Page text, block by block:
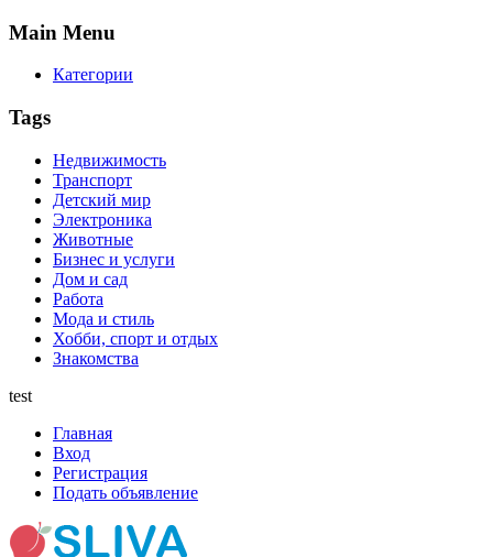
Main Menu
Категории
Tags
Недвижимость
Транспорт
Детский мир
Электроника
Животные
Бизнес и услуги
Дом и сад
Работа
Мода и стиль
Хобби, спорт и отдых
Знакомства
test
Главная
Вход
Регистрация
Подать объявление